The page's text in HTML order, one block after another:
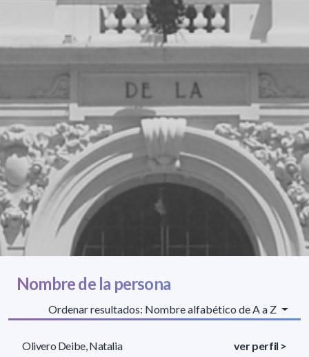
Nombre de la persona
Ordenar resultados: Nombre alfabético de A a Z
Olivero Deibe, Natalia ver perfil >